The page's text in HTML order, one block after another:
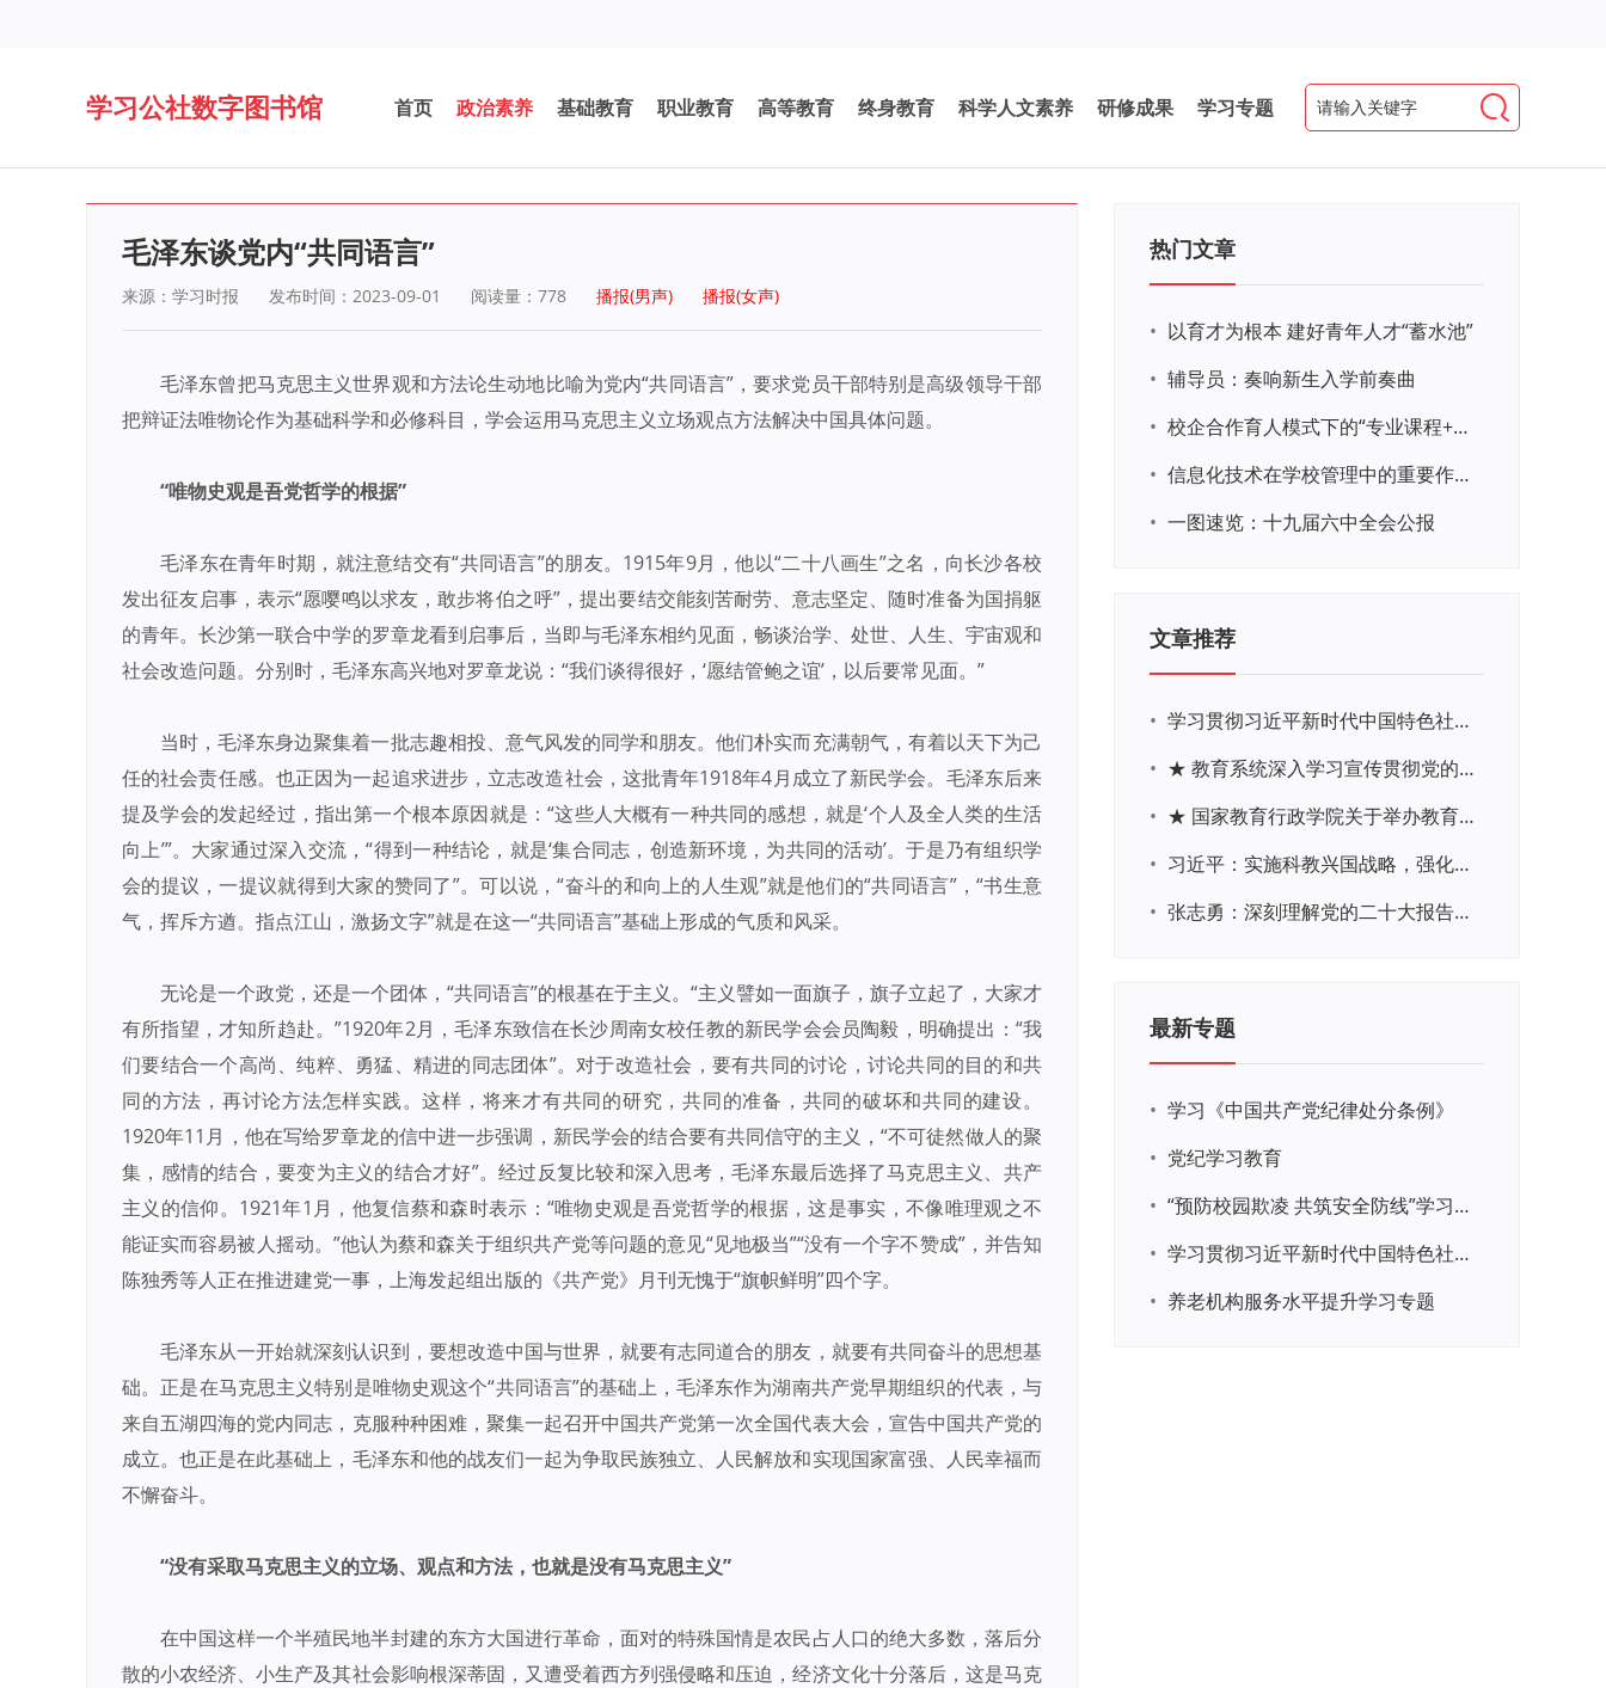
学习公社数字图书馆 首页 政治素养 基础教育 职业教育 高等教育 终身教育 科学人文素养 研修成果 学习专题
毛泽东谈党内“共同语言”
来源：学习时报 发布时间：2023-09-01 阅读量： 778 播报(男声) 播报(女声)
毛泽东曾把马克思主义世界观和方法论生动地比喻为党内“共同语言”，要求党员干部特别是高级领导干部
把辩证法唯物论作为基础科学和必修科目，学会运用马克思主义立场观点方法解决中国具体问题。
“唯物史观是吾党哲学的根据”
毛泽东在青年时期，就注意结交有“共同语言”的朋友。1915年9月，他以“二十八画生”之名，向长沙各校
发出征友启事，表示“愿嘤鸣以求友，敢步将伯之呼”，提出要结交能刻苦耐劳、意志坚定、随时准备为国捐躯
的青年。长沙第一联合中学的罗章龙看到启事后，当即与毛泽东相约见面，畅谈治学、处世、人生、宇宙观和
社会改造问题。分别时，毛泽东高兴地对罗章龙说：“我们谈得很好，‘愿结管鲍之谊’，以后要常见面。”
当时，毛泽东身边聚集着一批志趣相投、意气风发的同学和朋友。他们朴实而充满朝气，有着以天下为己
任的社会责任感。也正因为一起追求进步，立志改造社会，这批青年1918年4月成立了新民学会。毛泽东后来
提及学会的发起经过，指出第一个根本原因就是：“这些人大概有一种共同的感想，就是‘个人及全人类的生活
向上’”。大家通过深入交流，“得到一种结论，就是‘集合同志，创造新环境，为共同的活动’。于是乃有组织学
会的提议，一提议就得到大家的赞同了”。可以说，“奋斗的和向上的人生观”就是他们的“共同语言”，“书生意
气，挥斥方遒。指点江山，激扬文字”就是在这一“共同语言”基础上形成的气质和风采。
无论是一个政党，还是一个团体，“共同语言”的根基在于主义。“主义譬如一面旗子，旗子立起了，大家才
有所指望，才知所趋赴。”1920年2月，毛泽东致信在长沙周南女校任教的新民学会会员陶毅，明确提出：“我
们要结合一个高尚、纯粹、勇猛、精进的同志团体”。对于改造社会，要有共同的讨论，讨论共同的目的和共
同的方法，再讨论方法怎样实践。这样，将来才有共同的研究，共同的准备，共同的破坏和共同的建设。
1920年11月，他在写给罗章龙的信中进一步强调，新民学会的结合要有共同信守的主义，“不可徒然做人的聚
集，感情的结合，要变为主义的结合才好”。经过反复比较和深入思考，毛泽东最后选择了马克思主义、共产
主义的信仰。1921年1月，他复信蔡和森时表示：“唯物史观是吾党哲学的根据，这是事实，不像唯理观之不
能证实而容易被人摇动。”他认为蔡和森关于组织共产党等问题的意见“见地极当”“没有一个字不赞成”，并告知
陈独秀等人正在推进建党一事，上海发起组出版的《共产党》月刊无愧于“旗帜鲜明”四个字。
毛泽东从一开始就深刻认识到，要想改造中国与世界，就要有志同道合的朋友，就要有共同奋斗的思想基
础。正是在马克思主义特别是唯物史观这个“共同语言”的基础上，毛泽东作为湖南共产党早期组织的代表，与
来自五湖四海的党内同志，克服种种困难，聚集一起召开中国共产党第一次全国代表大会，宣告中国共产党的
成立。也正是在此基础上，毛泽东和他的战友们一起为争取民族独立、人民解放和实现国家富强、人民幸福而
不懈奋斗。
“没有采取马克思主义的立场、观点和方法，也就是没有马克思主义”
在中国这样一个半殖民地半封建的东方大国进行革命，面对的特殊国情是农民占人口的绝大多数，落后分
散的小农经济、小生产及其社会影响根深蒂固，又遭受着西方列强侵略和压迫，经济文化十分落后，这是马克
热门文章
• 以育才为根本 建好青年人才“蓄水池”
• 辅导员：奏响新生入学前奏曲
•
校企合作育人模式下的“专业课程+思政教育+党建活动”交叉融合的课程思政教学探索与实践
•
信息化技术在学校管理中的重要作用 ——以贵州省威宁民族中学和校园使用等为例
• 一图速览：十九届六中全会公报
文章推荐
•
学习贯彻习近平新时代中国特色社会主义思想主题教育网络培训
•
★ 教育系统深入学习宣传贯彻党的二十大精神学习专题
•
★ 国家教育行政学院关于举办教育系统深入学习宣传贯彻党的二十大精神专题网络培训的通知
•
习近平：实施科教兴国战略，强化现代化建设人才支撑
•
张志勇：深刻理解党的二十大报告关于教育的新思想、新战略、新要求
最新专题
• 学习《中国共产党纪律处分条例》
• 党纪学习教育
•
“预防校园欺凌 共筑安全防线”学习专题
•
学习贯彻习近平新时代中国特色社会主义思想主题教育
• 养老机构服务水平提升学习专题